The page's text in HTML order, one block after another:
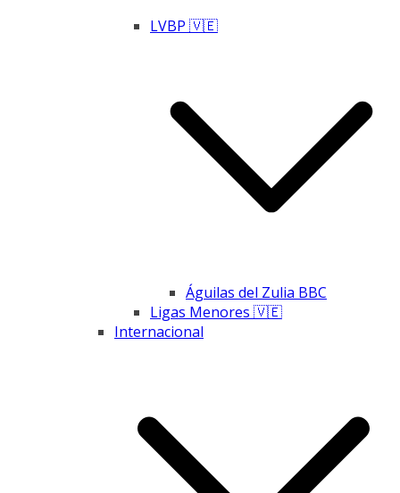
LVBP 🇻🇪
Águilas del Zulia BBC
Ligas Menores 🇻🇪
Internacional